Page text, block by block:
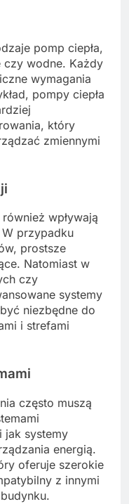
pomp ciepła,
czy wodne. Każdy
wymagania
pompy ciepła
który
zmiennymi
wpływają
przypadku
prostsze
Natomiast w
czy
systemy
niezbędne do
i strefami
często muszą
jak systemy
energią.
oferuje szerokie
z innymi